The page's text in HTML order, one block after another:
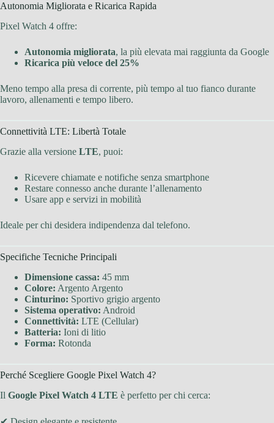
Autonomia Migliorata e Ricarica Rapida
Pixel Watch 4 offre:
Autonomia migliorata, la più elevata mai raggiunta da Google
Ricarica più veloce del 25%
Meno tempo alla presa di corrente, più tempo al tuo fianco durante
lavoro, allenamenti e tempo libero.
Connettività LTE: Libertà Totale
Grazie alla versione LTE, puoi:
Ricevere chiamate e notifiche senza smartphone
Restare connesso anche durante l’allenamento
Usare app e servizi in mobilità
Ideale per chi desidera indipendenza dal telefono.
Specifiche Tecniche Principali
Dimensione cassa: 45 mm
Colore: Argento Argento
Cinturino: Sportivo grigio argento
Sistema operativo: Android
Connettività: LTE (Cellular)
Batteria: Ioni di litio
Forma: Rotonda
Perché Scegliere Google Pixel Watch 4?
Il Google Pixel Watch 4 LTE è perfetto per chi cerca: